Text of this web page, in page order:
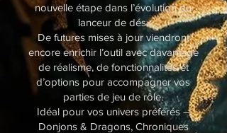
nouvelle étape dans l’évolution du
lanceur de dés.
De futures mises à jour viendront
encore enrichir l’outil avec davantage
de réalisme, de fonctionnalités et
d’options pour accompagner vos
parties de jeu de rôle.
Idéal pour vos univers préférés –
Donjons & Dragons, Chroniques